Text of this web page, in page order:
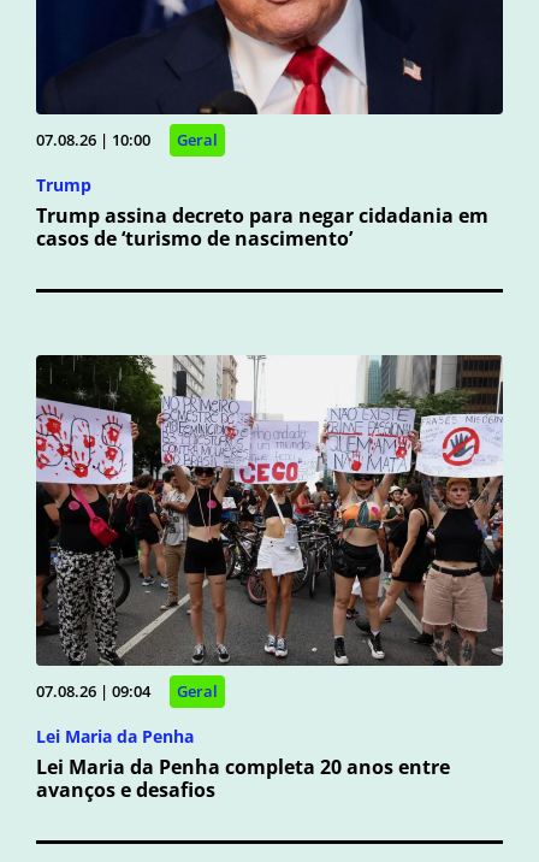
07.08.26 | 10:00 Geral
Trump
Trump assina decreto para negar cidadania em
casos de ‘turismo de nascimento’
07.08.26 | 09:04 Geral
Lei Maria da Penha
Lei Maria da Penha completa 20 anos entre
avanços e desafios